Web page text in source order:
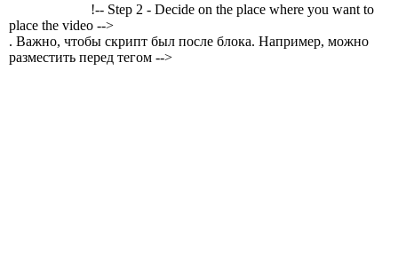
!-- Step 2 - Decide on the place where you want to
place the video -->
. Важно, чтобы скрипт был после блока. Например, можно
разместить перед тегом -->